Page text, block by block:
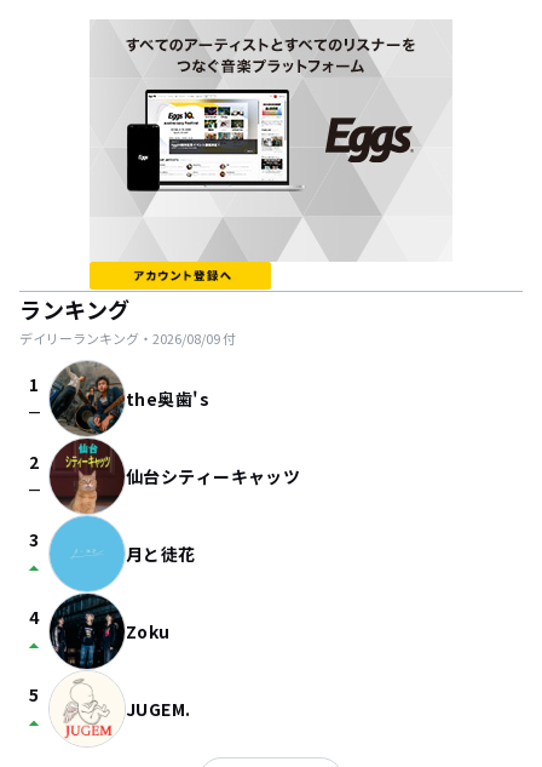
ランキング
デイリーランキング・ 2026/08/09付
1
check_indeterminate_small the奥歯's
2
check_indeterminate_small 仙台シティーキャッツ
3
arrow_drop_up 月と徒花
4
arrow_drop_up Zoku
5
arrow_drop_up JUGEM.